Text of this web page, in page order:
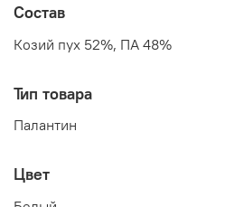
Состав
Козий пух 52%, ПА 48%
Тип товара
Палантин
Цвет